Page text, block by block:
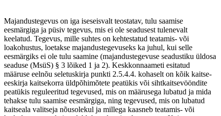
Majandustegevus on iga iseseisvalt teostatav, tulu saamise
eesmärgiga ja püsiv tegevus, mis ei ole seadusest tulenevalt
keelatud. Tegevus, mille suhtes on kehtestatud teatamis- või
loakohustus, loetakse majandustegevuseks ka juhul, kui selle
eesmärgiks ei ole tulu saamine (majandustegevuse seadustiku üldosa
seaduse (MsüS) § 3 lõiked 1 ja 2). Keskkonnaameti esitatud
määruse eelnõu seletuskirja punkti 2.5.4.4. kohaselt on kõik kaitse-
eeskirja kaitsekorra üldpõhimõtete peatükis või sihtkaitsevööndite
peatükis reguleeritud tegevused, mis on määrusega lubatud ja mida
tehakse tulu saamise eesmärgiga, ning tegevused, mis on lubatud
kaitseala valitseja nõusolekul ja millega kaasneb teatamis- või